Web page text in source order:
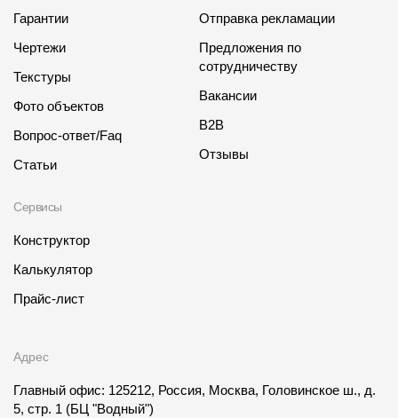
Гарантии
Чертежи
Текстуры
Фото объектов
Вопрос-ответ/Faq
Статьи
Сервисы
Конструктор
Калькулятор
Прайс-лист
Отправка рекламации
Предложения по
сотрудничеству
Вакансии
B2B
Отзывы
Адрес
Главный офис: 125212, Россия, Москва, Головинское ш., д.
5, стр. 1 (БЦ "Водный")